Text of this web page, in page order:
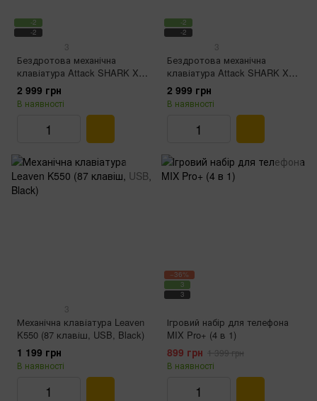
-2
-2
3
Бездротова механічна
клавіатура Attack SHARK X85
(82 клавіші, BT, 2.4 ГГц, USB
Type-C, BlackBerry)
2 999 грн
В наявності
-2
-2
3
Бездротова механічна
клавіатура Attack SHARK X85
(82 клавіші, BT, 2.4 Гц, USB
Type-C, Starlight White)
2 999 грн
В наявності
3
Механічна клавіатура Leaven
K550 (87 клавіш, USB, Black)
1 199 грн
В наявності
−36%
3
3
Ігровий набір для телефона
MIX Pro+ (4 в 1)
899 грн 1 399 грн
В наявності